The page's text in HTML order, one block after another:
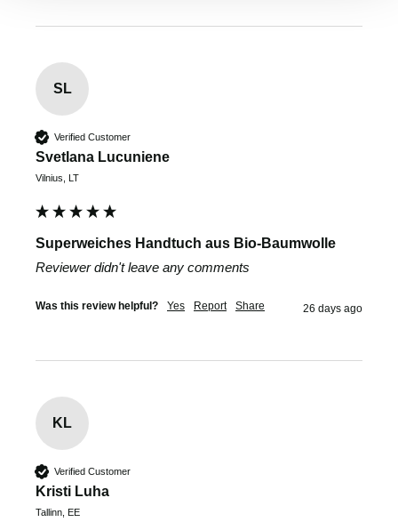
SL
Verified Customer
Svetlana Lucuniene
Vilnius, LT
Superweiches Handtuch aus Bio-Baumwolle
Reviewer didn't leave any comments
Was this review helpful? Yes Report Share 26 days ago
KL
Verified Customer
Kristi Luha
Tallinn, EE